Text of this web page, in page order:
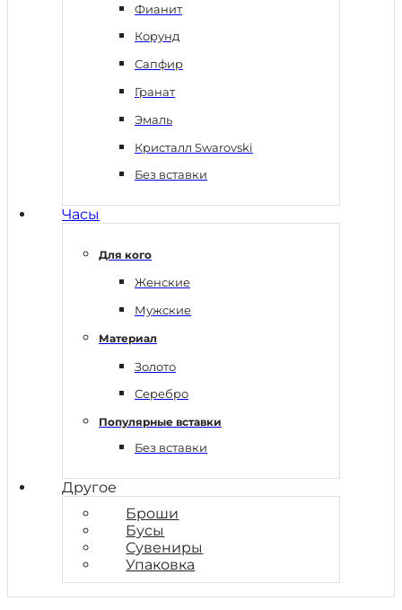
Фианит
Корунд
Сапфир
Гранат
Эмаль
Кристалл Swarovski
Без вставки
Часы
Для кого
Женские
Мужские
Материал
Золото
Серебро
Популярные вставки
Без вставки
Другое
Броши
Бусы
Сувениры
Упаковка